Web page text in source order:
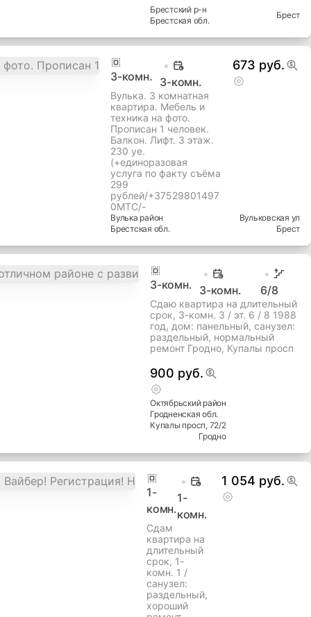
Брестскийр-н
Брестская обл.
Брест
3-комн. 3-комн.
Вулька. 3 комнатная
квартира. Мебель и
техника на фото.
Прописан 1 человек.
Балкон. Лифт. 3 этаж.
230 уе.
(+единоразовая
услуга по факту съёма
299
рублей/+37529801497
0МТС/-
673 руб.
Вулька район
Брестская обл.
Вульковская ул
Брест
3-комн. 3-комн. 6/8
Сдаю квартира на длительный
срок, 3-комн. 3 / эт. 6 / 8 1988
год, дом: панельный, cанузел:
раздельный, нормальный
ремонт Гродно, Купалы просп
900 руб.
Октябрьскийрайон
Гродненская обл.
Купалы просп, 72/2
Гродно
1-
комн.
1-
комн.
Сдам
квартира на
длительный
срок, 1-
комн. 1 /
cанузел:
раздельный,
хороший
1 054 руб.